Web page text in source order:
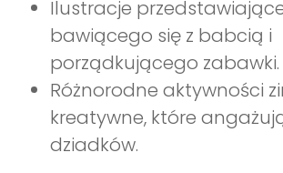
Ilustracje
bawiącego się z babcią i
porządkującego zabawki.
Różnorodne aktywności
kreatywne, które
dziadków.